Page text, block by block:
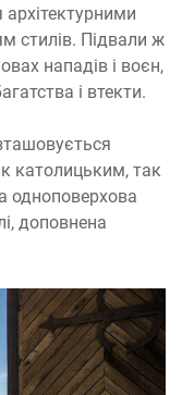
стилів. Підвали ж
нападів і воєн,
і втекти.
католицьким, так
одноповерхова
доповнена